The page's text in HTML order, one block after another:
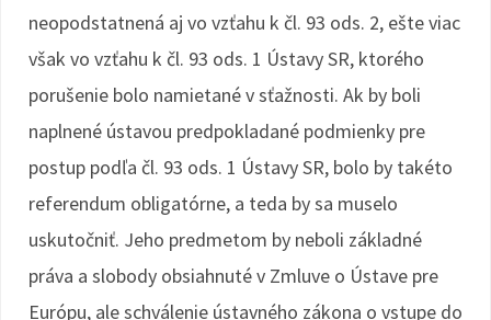
neopodstatnená aj vo vzťahu k čl. 93 ods. 2, ešte viac
však vo vzťahu k čl. 93 ods. 1 Ústavy SR, ktorého
porušenie bolo namietané v sťažnosti. Ak by boli
naplnené ústavou predpokladané podmienky pre
postup podľa čl. 93 ods. 1 Ústavy SR, bolo by takéto
referendum obligatórne, a teda by sa muselo
uskutočniť. Jeho predmetom by neboli základné
práva a slobody obsiahnuté v Zmluve o Ústave pre
Európu, ale schválenie ústavného zákona o vstupe do